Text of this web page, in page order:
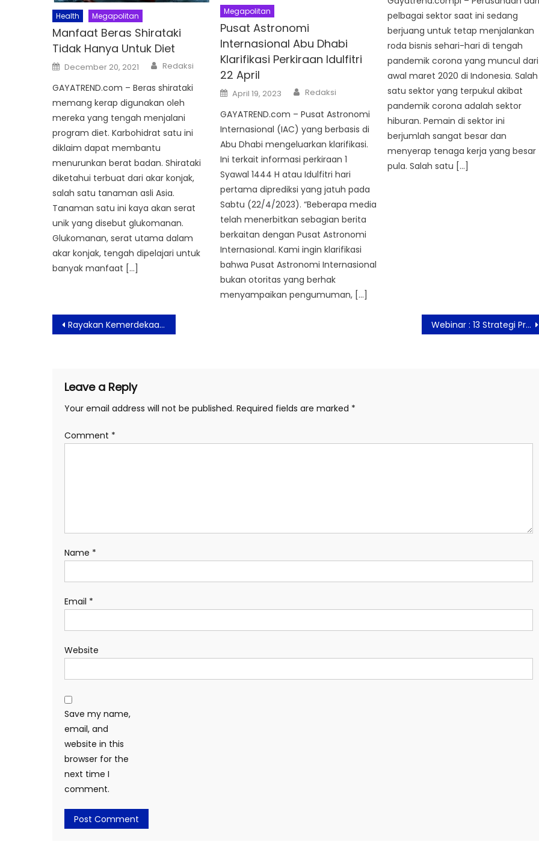
Health Megapolitan
Manfaat Beras Shirataki
Tidak Hanya Untuk Diet
Posted
on
December 20, 2021 Author
Redaksi
GAYATREND.com – Beras shirataki
memang kerap digunakan oleh
mereka yang tengah menjalani
program diet. Karbohidrat satu ini
diklaim dapat membantu
menurunkan berat badan. Shirataki
diketahui terbuat dari akar konjak,
salah satu tanaman asli Asia.
Tanaman satu ini kaya akan serat
unik yang disebut glukomanan.
Glukomanan, serat utama dalam
akar konjak, tengah dipelajari untuk
banyak manfaat […]
Megapolitan
Pusat Astronomi
Internasional Abu Dhabi
Klarifikasi Perkiraan Idulfitri
22 April
Posted
on
April 19, 2023 Author
Redaksi
GAYATREND.com – Pusat Astronomi
Internasional (IAC) yang berbasis di
Abu Dhabi mengeluarkan klarifikasi.
Ini terkait informasi perkiraan 1
Syawal 1444 H atau Idulfitri hari
pertama diprediksi yang jatuh pada
Sabtu (22/4/2023). “Beberapa media
telah menerbitkan sebagian berita
berkaitan dengan Pusat Astronomi
Internasional. Kami ingin klarifikasi
bahwa Pusat Astronomi Internasional
bukan otoritas yang berhak
menyampaikan pengumuman, […]
pelbagai sektor saat ini sedang
berjuang untuk tetap menjalankan
roda bisnis sehari-hari di tengah
pandemik corona yang muncul dari
awal maret 2020 di Indonesia. Salah
satu sektor yang terpukul akibat
pandemik corona adalah sektor
hiburan. Pemain di sektor ini
berjumlah sangat besar dan
menyerap tenaga kerja yang besar
pula. Salah satu […]
Post
navigation
Rayakan Kemerdekaan, THE 1O1 Bogor Suryakancana Dihiasi Lampu Merah Putih Berbentuk Hati Webinar : 13 Strategi Praktis di Era Pandemi & Post Pandemi
Leave a Reply
Your email address will not be published. Required fields are marked *
Comment *
Name *
Email *
Website
Save my name,
email, and
website in this
browser for the
next time I
comment.